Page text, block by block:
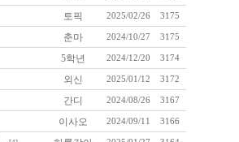
토픽 2025/02/26 3175
춘마 2024/10/27 3175
5학년 2024/12/20 3174
외신 2025/01/12 3172
간디 2024/08/26 3167
이사오 2024/09/11 3166